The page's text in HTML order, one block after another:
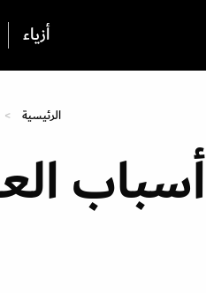
أزياء
الرئيسية
أسباب